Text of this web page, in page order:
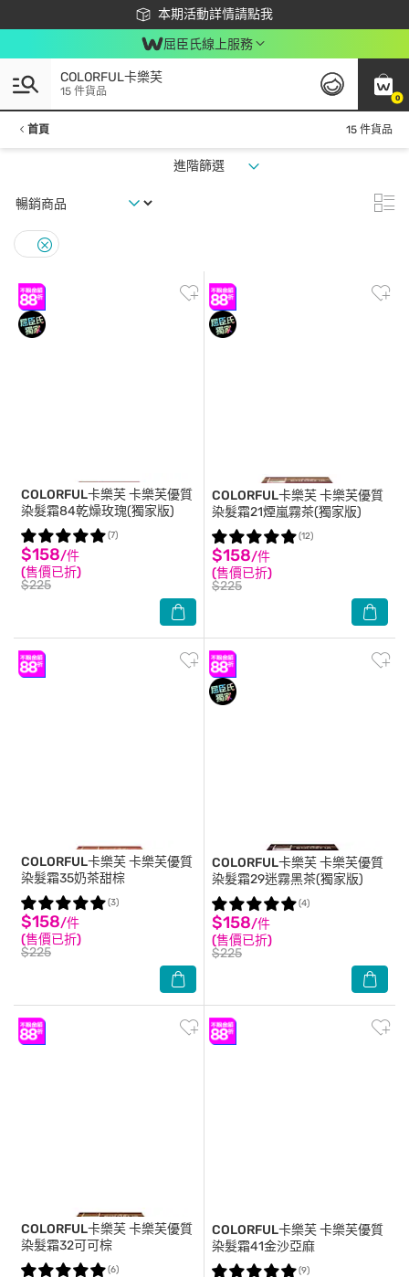
本期活動詳情請點我
下載app最高回饋$350
屈臣氏線上服務
0
COLORFUL卡樂芙
15 件貨品
首頁 15 件貨品
進階篩選
COLORFUL卡樂芙卡樂芙優質
染髮霜84乾燥玫瑰(獨家版)
$158/件
(售價已折)
$225
(7)
COLORFUL卡樂芙卡樂芙優質
染髮霜21煙嵐霧茶(獨家版)
$158/件
(售價已折)
$225
(12)
COLORFUL卡樂芙卡樂芙優質
染髮霜35奶茶甜棕
$158/件
(售價已折)
$225
(3)
COLORFUL卡樂芙卡樂芙優質
染髮霜29迷霧黑茶(獨家版)
$158/件
(售價已折)
$225
(4)
COLORFUL卡樂芙卡樂芙優質
染髮霜32可可棕
(6)
COLORFUL卡樂芙卡樂芙優質
染髮霜41金沙亞麻
(9)